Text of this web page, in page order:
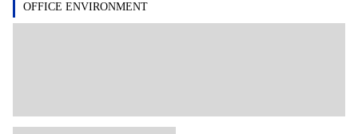
OFFICE ENVIRONMENT